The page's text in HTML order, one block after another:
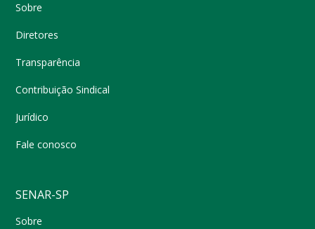
Sobre
Diretores
Transparência
Contribuição Sindical
Jurídico
Fale conosco
SENAR-SP
Sobre